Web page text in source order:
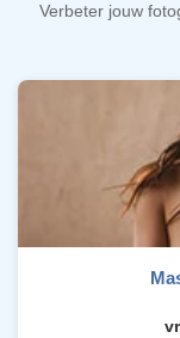
Verbeter jouw